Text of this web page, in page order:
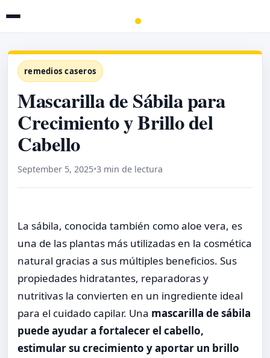
remedios caseros
Mascarilla de Sábila para
Crecimiento y Brillo del
Cabello
September 5, 2025•3 min de lectura
La sábila, conocida también como aloe vera, es
una de las plantas más utilizadas en la cosmética
natural gracias a sus múltiples beneficios. Sus
propiedades hidratantes, reparadoras y
nutritivas la convierten en un ingrediente ideal
para el cuidado capilar. Una mascarilla de sábila
puede ayudar a fortalecer el cabello,
estimular su crecimiento y aportar un brillo